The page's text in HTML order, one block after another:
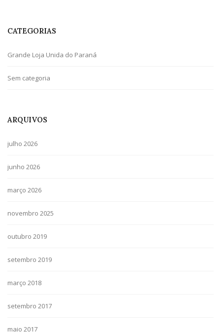
CATEGORIAS
Grande Loja Unida do Paraná
Sem categoria
ARQUIVOS
julho 2026
junho 2026
março 2026
novembro 2025
outubro 2019
setembro 2019
março 2018
setembro 2017
maio 2017